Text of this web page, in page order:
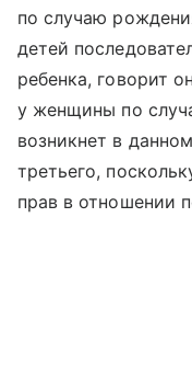
по случаю
детей
ребенка, говорит
у женщины по
возникнет в
третьего,
прав в отношении